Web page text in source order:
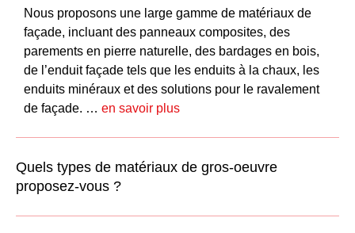
Nous proposons une large gamme de matériaux de
façade, incluant des panneaux composites, des
parements en pierre naturelle, des bardages en bois,
de l’enduit façade tels que les enduits à la chaux, les
enduits minéraux et des solutions pour le ravalement
de façade. … en savoir plus
Quels types de matériaux de gros-oeuvre
proposez-vous ?